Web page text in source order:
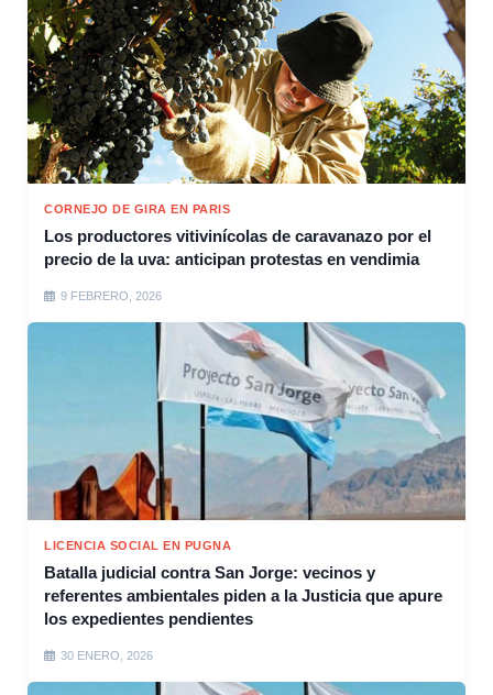
CORNEJO DE GIRA EN PARIS
Los productores vitivinícolas de caravanazo por el
precio de la uva: anticipan protestas en vendimia
9 FEBRERO, 2026
LICENCIA SOCIAL EN PUGNA
Batalla judicial contra San Jorge: vecinos y
referentes ambientales piden a la Justicia que apure
los expedientes pendientes
30 ENERO, 2026